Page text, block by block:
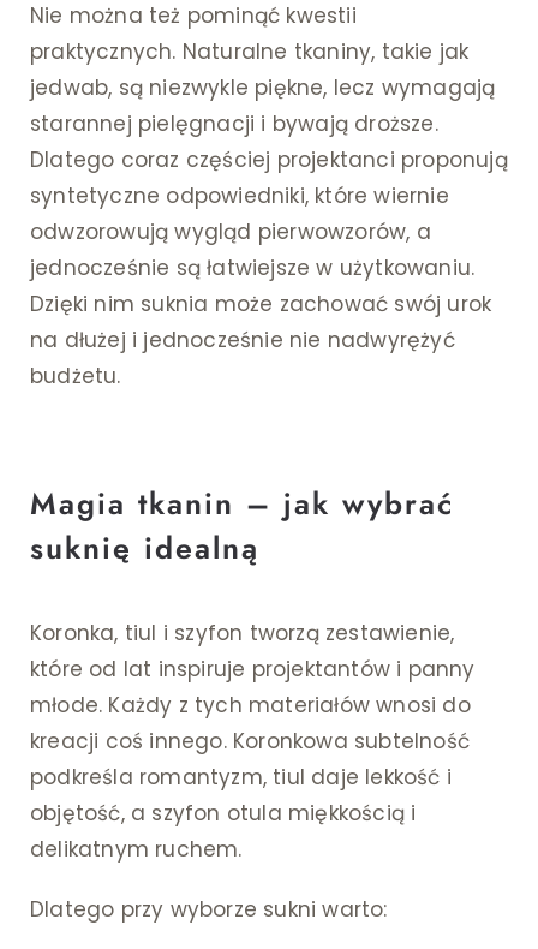
Nie można też pominąć kwestii
praktycznych. Naturalne tkaniny, takie jak
jedwab, są niezwykle piękne, lecz wymagają
starannej pielęgnacji i bywają droższe.
Dlatego coraz częściej projektanci proponują
syntetyczne odpowiedniki, które wiernie
odwzorowują wygląd pierwowzorów, a
jednocześnie są łatwiejsze w użytkowaniu.
Dzięki nim suknia może zachować swój urok
na dłużej i jednocześnie nie nadwyrężyć
budżetu.
Magia tkanin – jak wybrać
suknię idealną
Koronka, tiul i szyfon tworzą zestawienie,
które od lat inspiruje projektantów i panny
młode. Każdy z tych materiałów wnosi do
kreacji coś innego. Koronkowa subtelność
podkreśla romantyzm, tiul daje lekkość i
objętość, a szyfon otula miękkością i
delikatnym ruchem.
Dlatego przy wyborze sukni warto: